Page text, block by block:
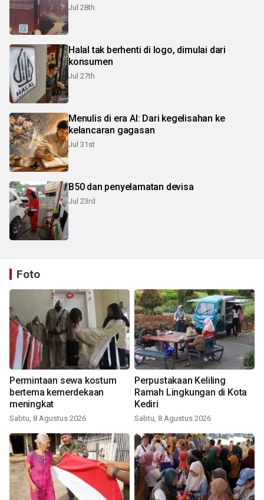
Jul 28th
Halal tak berhenti di logo, dimulai dari
konsumen
Jul 27th
Menulis di era AI: Dari kegelisahan ke
kelancaran gagasan
Jul 31st
B50 dan penyelamatan devisa
Jul 23rd
Foto
Permintaan sewa kostum
bertema kemerdekaan
meningkat
Sabtu, 8 Agustus 2026
Perpustakaan Keliling
Ramah Lingkungan di Kota
Kediri
Sabtu, 8 Agustus 2026